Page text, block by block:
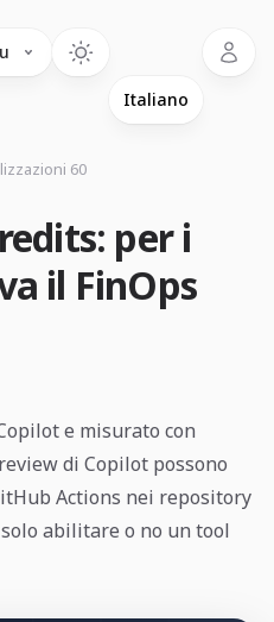
per i
il FinOps
60
e misurato con
di Copilot possono
Actions nei repository
abilitare o no un tool